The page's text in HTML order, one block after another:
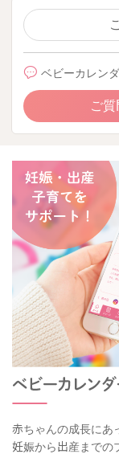
ベビーカレン
ご
赤ちゃんの成長にあ
妊娠から出産までの